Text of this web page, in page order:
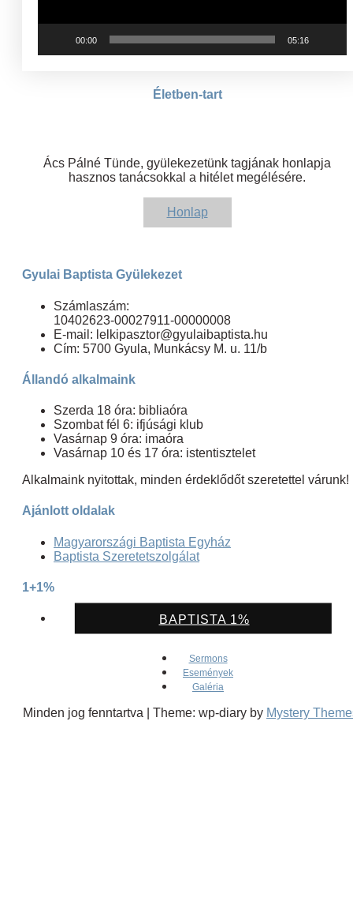
00:00 05:16
Életben-tart
Ács Pálné Tünde, gyülekezetünk tagjának honlapja
hasznos tanácsokkal a hitélet megélésére.
Honlap
Gyulai Baptista Gyülekezet
Számlaszám:
10402623-00027911-00000008
E-mail: lelkipasztor@gyulaibaptista.hu
Cím: 5700 Gyula, Munkácsy M. u. 11/b
Állandó alkalmaink
Szerda 18 óra: bibliaóra
Szombat fél 6: ifjúsági klub
Vasárnap 9 óra: imaóra
Vasárnap 10 és 17 óra: istentisztelet
Alkalmaink nyitottak, minden érdeklődőt szeretettel várunk!
Ajánlott oldalak
Magyarországi Baptista Egyház
Baptista Szeretetszolgálat
1+1%
BAPTISTA 1%
Sermons
Események
Galéria
Minden jog fenntartva Theme: wp-diary by Mystery